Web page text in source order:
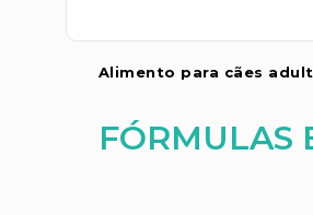
Alimento para cães
FÓRMULAS